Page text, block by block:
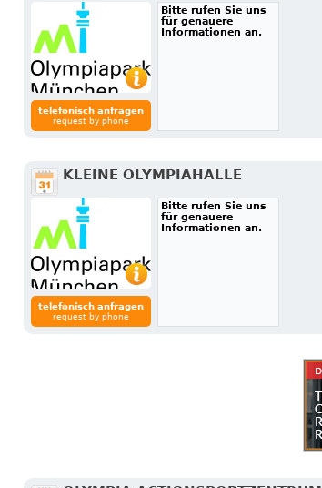
telefonisch anfragen
request by phone
Bitte rufen Sie uns
für genauere
Informationen an.
KLEINE OLYMPIAHALLE
telefonisch anfragen
request by phone
Bitte rufen Sie uns
für genauere
Informationen an.